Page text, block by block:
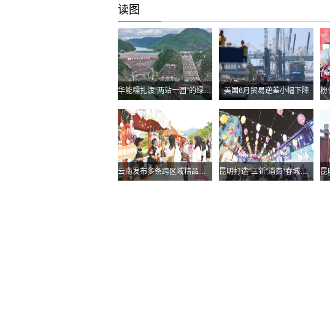
读图
华能糯扎渡“两站一园”的绿色实践 美国6月贸易逆差小幅下降
云南发布多条跨区域精品自驾线路 昆明打造“三新”消费“春城样板”